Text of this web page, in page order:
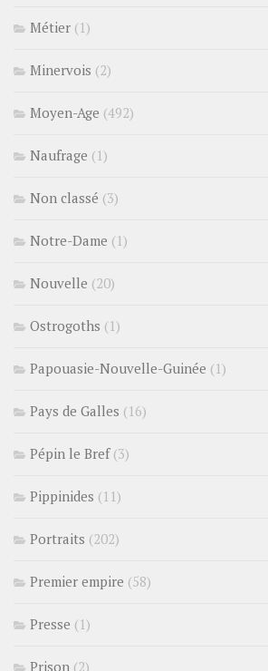
Métier (1)
Minervois (2)
Moyen-Age (492)
Naufrage (1)
Non classé (3)
Notre-Dame (1)
Nouvelle (20)
Ostrogoths (1)
Papouasie-Nouvelle-Guinée (1)
Pays de Galles (16)
Pépin le Bref(3)
Pippinides (11)
Portraits (202)
Premier empire (58)
Presse (1)
Prison (2)